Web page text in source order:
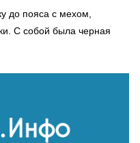
до пояса с мехом,
С собой была черная